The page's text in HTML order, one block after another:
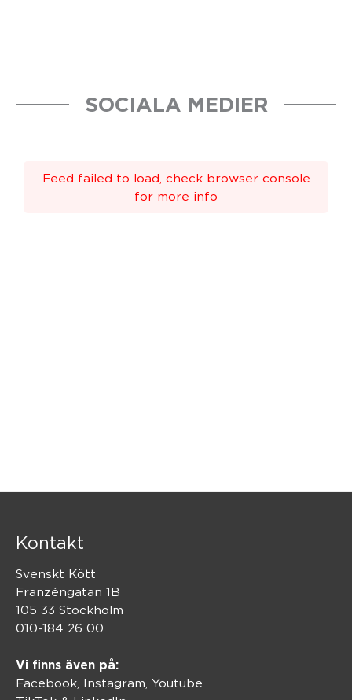
SOCIALA MEDIER
Feed failed to load, check browser console
for more info
Kontakt
Svenskt Kött
Franzéngatan 1B
105 33 Stockholm
010-184 26 00
Vi finns även på:
Facebook, Instagram Youtube